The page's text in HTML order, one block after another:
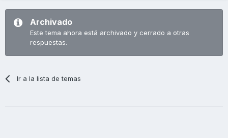
Archivado
Este tema ahora está archivado y cerrado a otras
respuestas.
Ir a la lista de temas